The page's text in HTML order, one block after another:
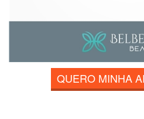
QUERO MINHA